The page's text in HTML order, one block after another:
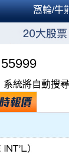
窩輪/牛
統將自動搜